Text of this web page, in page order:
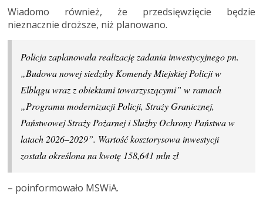
Wiadomo również, że przedsięwzięcie będzie
nieznacznie droższe, niż planowano.
Policja zaplanowała realizację zadania inwestycyjnego pn.
„Budowa nowej siedziby Komendy Miejskiej Policji w
Elblągu wraz z obiektami towarzyszącymi” w ramach
„Programu modernizacji Policji, Straży Granicznej,
Państwowej Straży Pożarnej i Służby Ochrony Państwa w
latach 2026–2029”. Wartość kosztorysowa inwestycji
została określona na kwotę 158,641 mln zł
– poinformowało MSWiA.